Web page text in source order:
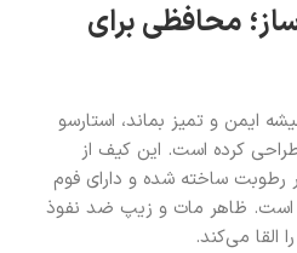
محافظی برای
ایمن و تمیز بماند، استارسو
کرده است. این کیف از
رطوبت ساخته شده و دارای فوم
است. ظاهر مات و زیپ ضد نفوذ
می‌کند.